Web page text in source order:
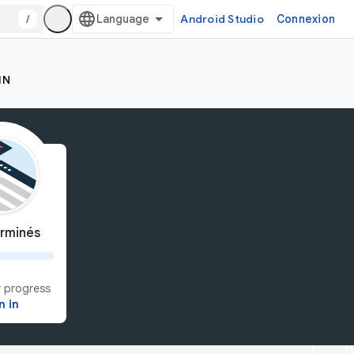
/ Android Studio Connexion
progress
in